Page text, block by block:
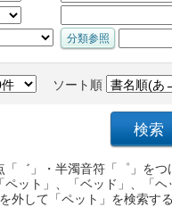
ソート順
゛」・半濁音符「゜」を
ペット」、「ベッド」、「
外して「ペット」を検索